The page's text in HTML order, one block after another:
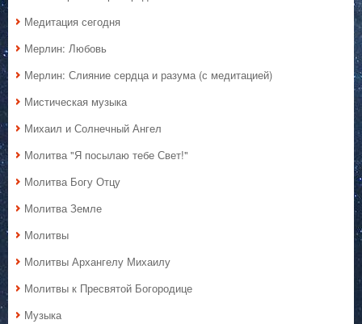
Медитация сегодня
Мерлин: Любовь
Мерлин: Слияние сердца и разума (с медитацией)
Мистическая музыка
Михаил и Солнечный Ангел
Молитва "Я посылаю тебе Свет!"
Молитва Богу Отцу
Молитва Земле
Молитвы
Молитвы Архангелу Михаилу
Молитвы к Пресвятой Богородице
Музыка